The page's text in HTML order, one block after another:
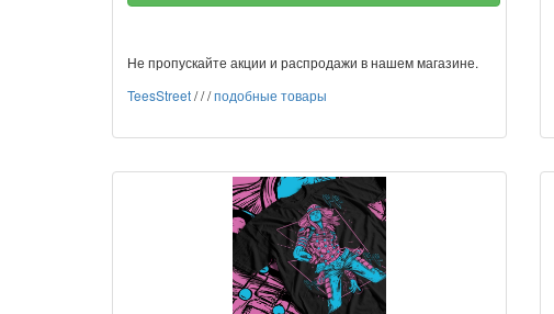
Не пропускайте акции и распродажи в нашем магазине.
TeesStreet///подобные товары